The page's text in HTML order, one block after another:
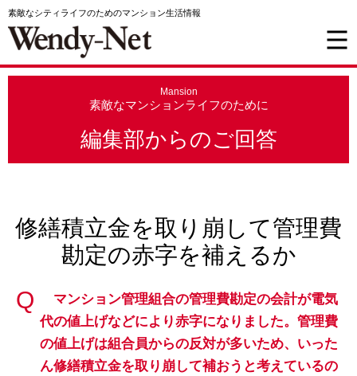
素敵なシティライフのためのマンション生活情報
Mansion
素敵なマンションライフのために
編集部からのご回答
修繕積立金を取り崩して管理費
勘定の赤字を補えるか
マンション管理組合の管理費勘定の会計が電気
代の値上げなどにより赤字になりました。管理費
の値上げは組合員からの反対が多いため、いった
ん修繕積立金を取り崩して補おうと考えているの